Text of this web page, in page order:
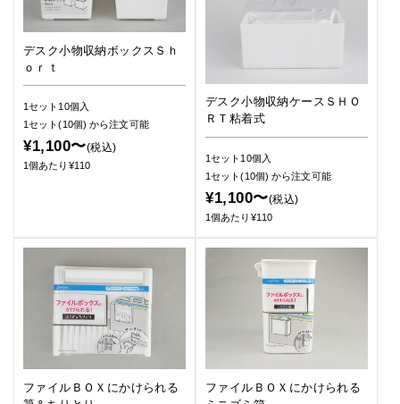
デスク小物収納ボックスＳｈ
ｏｒｔ
1セット10個入
1セット(10個)から注文可能
¥1,100〜(税込)
1個あたり¥110
デスク小物収納ケースＳＨＯ
ＲＴ粘着式
1セット10個入
1セット(10個)から注文可能
¥1,100〜(税込)
1個あたり¥110
ファイルＢＯＸにかけられる
ファイルＢＯＸにかけられる